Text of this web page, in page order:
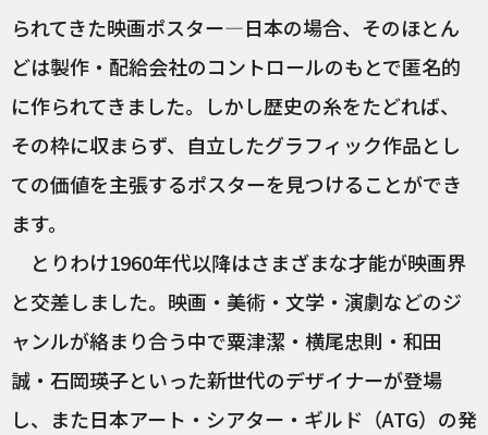
られてきた映画ポスター―日本の場合、そのほとん
どは製作・配給会社のコントロールのもとで匿名的
に作られてきました。しかし歴史の糸をたどれば、
その枠に収まらず、自立したグラフィック作品とし
ての価値を主張するポスターを見つけることができ
ます。
とりわけ1960年代以降はさまざまな才能が映画界
と交差しました。映画・美術・文学・演劇などのジ
ャンルが絡まり合う中で粟津潔・横尾忠則・和田
誠・石岡瑛子といった新世代のデザイナーが登場
し、また日本アート・シアター・ギルド（ATG）の発